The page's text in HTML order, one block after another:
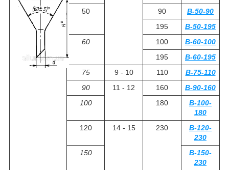
50
90
В-50-90
195
В-50-195
60
100
В-60-100
195
В-60-195
75
9 - 10 110
В-75-110
90
11 - 12 160
В-90-160
100
180
В-100-
180
120
14 - 15 230
В-120-
230
150
В-150-
230